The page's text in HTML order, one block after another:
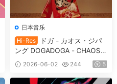
日本音乐
Hi-Res
ドガ - カオス・ジパ
ング DOGADOGA - CHAOS
Z.P.G [2024.09.11] [24Bit/48
kHz] [Hi-Res Flac 538MB]
2026-06-02 244 5